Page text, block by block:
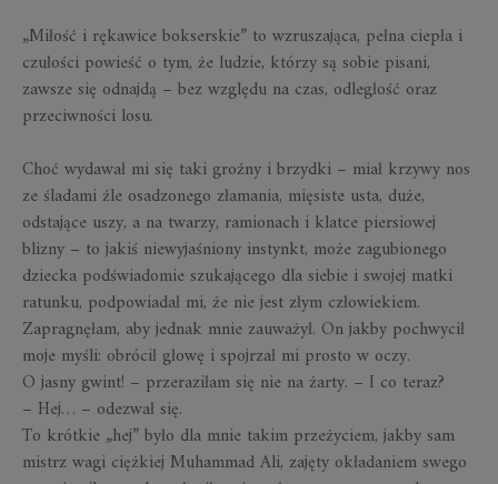
„Miłość i rękawice bokserskie” to wzruszająca, pełna ciepła i
czułości powieść o tym, że ludzie, którzy są sobie pisani,
zawsze się odnajdą – bez względu na czas, odległość oraz
przeciwności losu.
Choć wydawał mi się taki groźny i brzydki – miał krzywy nos
ze śladami źle osadzonego złamania, mięsiste usta, duże,
odstające uszy, a na twarzy, ramionach i klatce piersiowej
blizny – to jakiś niewyjaśniony instynkt, może zagubionego
dziecka podświadomie szukającego dla siebie i swojej matki
ratunku, podpowiadał mi, że nie jest złym człowiekiem.
Zapragnęłam, aby jednak mnie zauważył. On jakby pochwycił
moje myśli: obrócił głowę i spojrzał mi prosto w oczy.
O jasny gwint! – przeraziłam się nie na żarty. – I co teraz?
– Hej… – odezwał się.
To krótkie „hej” było dla mnie takim przeżyciem, jakby sam
mistrz wagi ciężkiej Muhammad Ali, zajęty okładaniem swego